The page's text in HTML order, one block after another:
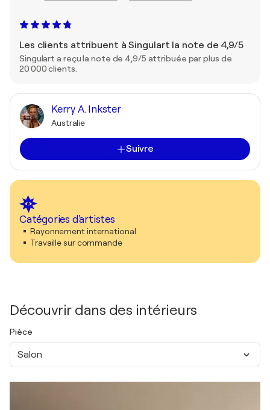
Les clients attribuent à Singulart la note de 4,9/5
Singulart a reçu la note de 4,9/5 attribuée par plus de
20 000 clients.
Kerry A. Inkster
Australie
Suivre
Catégories d'artistes
Rayonnement international
Travaille sur commande
Découvrir dans des intérieurs
Pièce
Salon